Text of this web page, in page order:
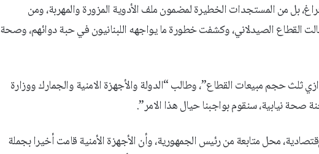
فراغ، بل من المستجدات الخطيرة لمضمون ملف الأدوية المزورة والمهربة، ومن
القطاع الصيدلاني، وكشفت خطورة ما يواجهه اللبنانيون في حبة دوائهم، وصحة
ثلث حجم مبيعات القطاع”، وطالب “الدولة والأجهزة الامنية والجمارك ووزارة
صحة نيابية، سنقوم بواجبنا حيال هذا الامر”.
محل متابعة من رئيس الجمهورية، وأن الأجهزة الأمنية قامت أخيرا بجملة